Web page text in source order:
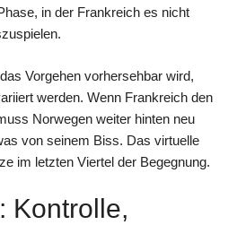
in der Frankreich es nicht
Vorgehen vorhersehbar wird,
werden. Wenn Frankreich den
Norwegen weiter hinten neu
von seinem Biss. Das virtuelle
im letzten Viertel der Begegnung.
Kontrolle,